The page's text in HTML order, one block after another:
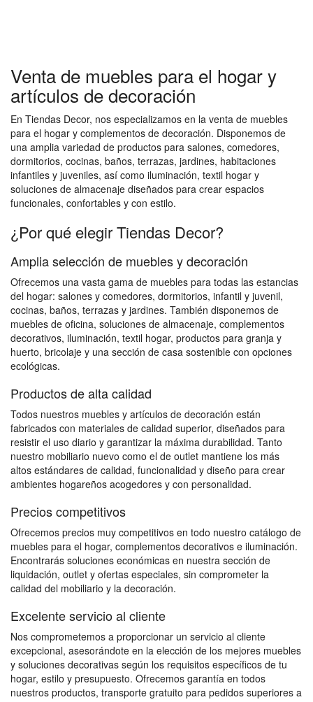
Venta de muebles para el hogar y
artículos de decoración
En Tiendas Decor, nos especializamos en la venta de muebles
para el hogar y complementos de decoración. Disponemos de
una amplia variedad de productos para salones, comedores,
dormitorios, cocinas, baños, terrazas, jardines, habitaciones
infantiles y juveniles, así como iluminación, textil hogar y
soluciones de almacenaje diseñados para crear espacios
funcionales, confortables y con estilo.
¿Por qué elegir Tiendas Decor?
Amplia selección de muebles y decoración
Ofrecemos una vasta gama de muebles para todas las estancias
del hogar: salones y comedores, dormitorios, infantil y juvenil,
cocinas, baños, terrazas y jardines. También disponemos de
muebles de oficina, soluciones de almacenaje, complementos
decorativos, iluminación, textil hogar, productos para granja y
huerto, bricolaje y una sección de casa sostenible con opciones
ecológicas.
Productos de alta calidad
Todos nuestros muebles y artículos de decoración están
fabricados con materiales de calidad superior, diseñados para
resistir el uso diario y garantizar la máxima durabilidad. Tanto
nuestro mobiliario nuevo como el de outlet mantiene los más
altos estándares de calidad, funcionalidad y diseño para crear
ambientes hogareños acogedores y con personalidad.
Precios competitivos
Ofrecemos precios muy competitivos en todo nuestro catálogo de
muebles para el hogar, complementos decorativos e iluminación.
Encontrarás soluciones económicas en nuestra sección de
liquidación, outlet y ofertas especiales, sin comprometer la
calidad del mobiliario y la decoración.
Excelente servicio al cliente
Nos comprometemos a proporcionar un servicio al cliente
excepcional, asesorándote en la elección de los mejores muebles
y soluciones decorativas según los requisitos específicos de tu
hogar, estilo y presupuesto. Ofrecemos garantía en todos
nuestros productos, transporte gratuito para pedidos superiores a